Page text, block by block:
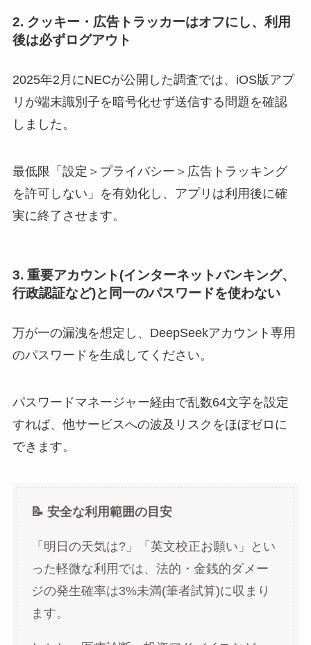
2. クッキー・広告トラッカーはオフにし、利用
後は必ずログアウト
2025年2月にNECが公開した調査では、iOS版アプ
リが端末識別子を暗号化せず送信する問題を確認
しました。
最低限「設定＞プライバシー＞広告トラッキング
を許可しない」を有効化し、アプリは利用後に確
実に終了させます。
3. 重要アカウント(インターネットバンキング、
行政認証など)と同一のパスワードを使わない
万が一の漏洩を想定し、DeepSeekアカウント専用
のパスワードを生成してください。
パスワードマネージャー経由で乱数64文字を設定
すれば、他サービスへの波及リスクをほぼゼロに
できます。
📝 安全な利用範囲の目安
「明日の天気は?」「英文校正お願い」とい
った軽微な利用では、法的・金銭的ダメー
ジの発生確率は3%未満(筆者試算)に収まり
ます。